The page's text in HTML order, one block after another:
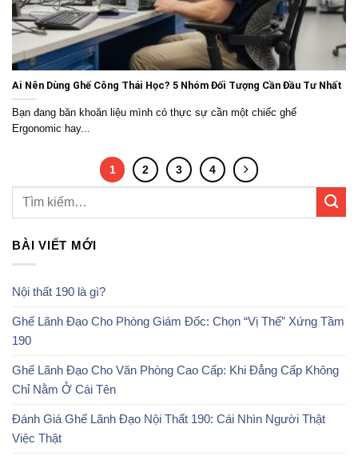
Ai Nên Dùng Ghế Công Thái Học? 5 Nhóm Đối Tượng Cần Đầu Tư Nhất
Bạn đang băn khoăn liệu mình có thực sự cần một chiếc ghế
Ergonomic hay...
1 2 3 4
BÀI VIẾT MỚI
Nội thất 190 là gì?
Ghế Lãnh Đạo Cho Phòng Giám Đốc: Chọn “Vị Thế” Xứng Tầm
190
Ghế Lãnh Đạo Cho Văn Phòng Cao Cấp: Khi Đẳng Cấp Không
Chỉ Nằm Ở Cái Tên
Đánh Giá Ghế Lãnh Đạo Nội Thất 190: Cái Nhìn Người Thật
Việc Thật